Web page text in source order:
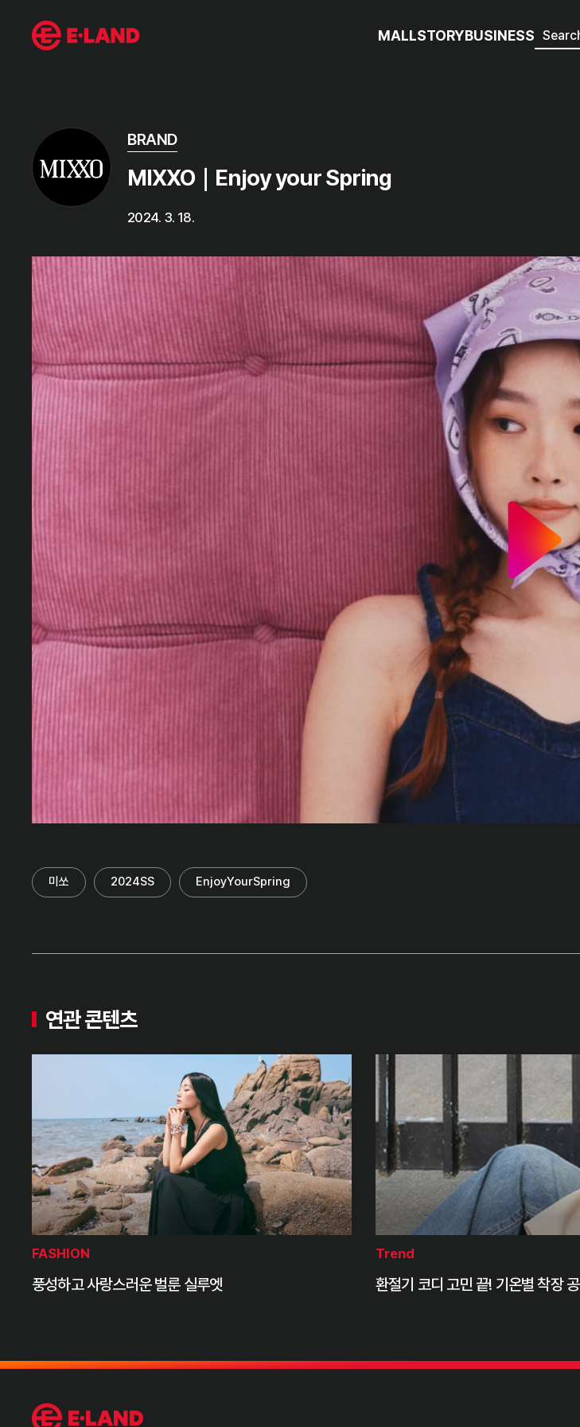
MALLSTORYBUSINESS
미디어 상세보기 BRAND
MIXXO｜Enjoy your Spring
2024. 3. 18.
미쏘 2024SS EnjoyYourSpring
연관 콘텐츠
FASHION
풍성하고 사랑스러운 벌룬 실루엣
Trend
환절기 코디 고민 끝! 기온별 착장